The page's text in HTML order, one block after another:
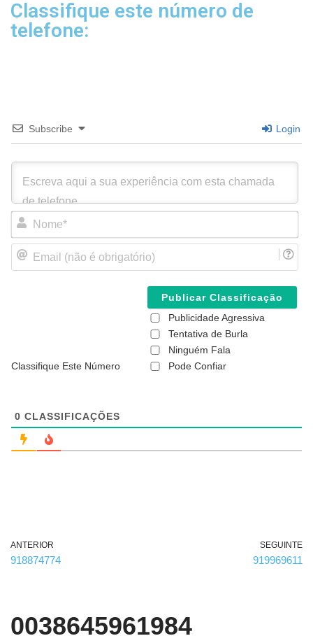
Classifique este número de
telefone:
Subscribe Login
N
m
a
a
ó
Classifique Este Número
Publicidade Agressiva
Tentativa de Burla
Ninguém Fala
Pode Confiar
0 CLASSIFICAÇÕES
ANTERIOR
918874774
SEGUINTE
919969611
0038645961984